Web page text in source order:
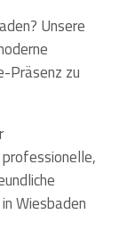
Unsere
Präsenz zu
Wiesbaden